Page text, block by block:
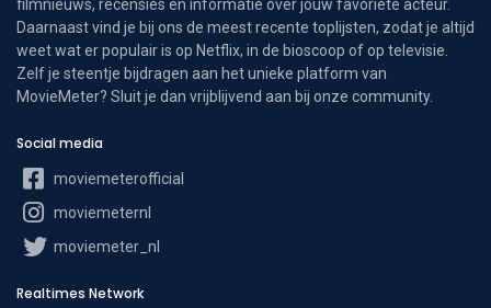
filmnieuws, recensies en informatie over jouw favoriete acteur.
Daarnaast vind je bij ons de meest recente toplijsten, zodat je altijd
weet wat er populair is op Netflix, in de bioscoop of op televisie.
Zelf je steentje bijdragen aan het unieke platform van
MovieMeter? Sluit je dan vrijblijvend aan bij onze community.
Social media
moviemeterofficial
moviemeternl
moviemeter_nl
Realtimes Network